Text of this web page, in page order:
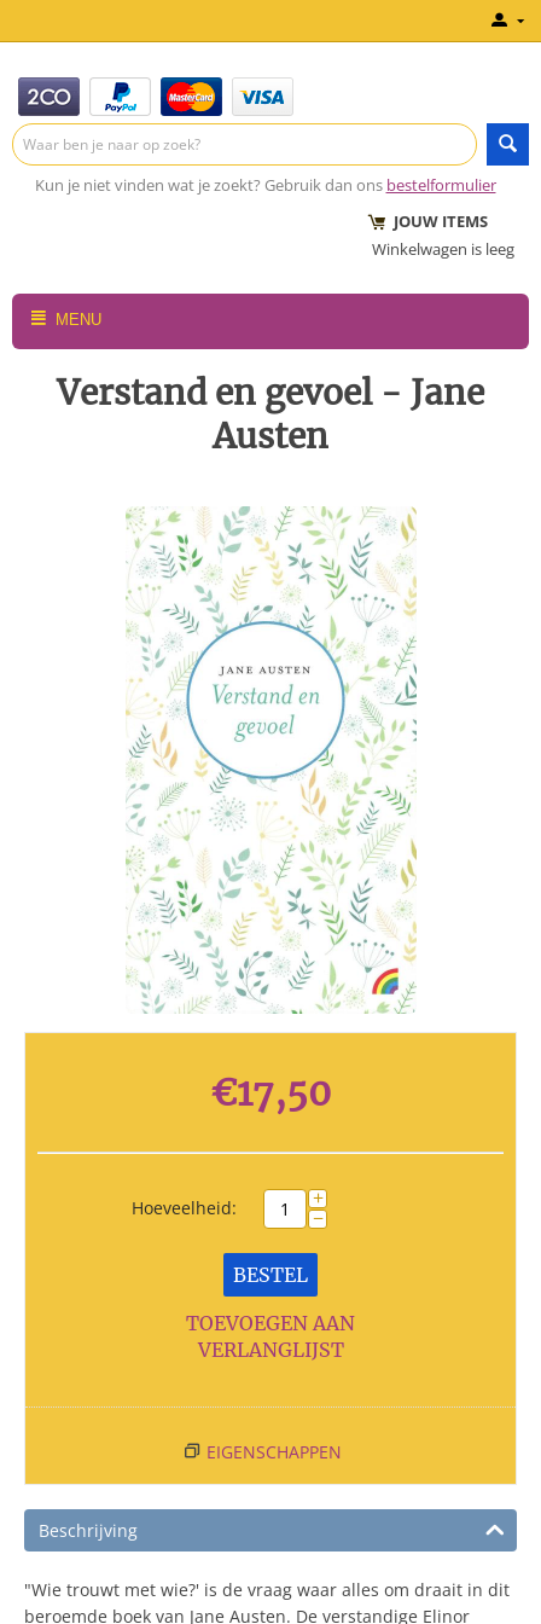
Kun je niet vinden wat je zoekt? Gebruik dan ons bestelformulier
JOUW ITEMS
Winkelwagen is leeg
MENU
Verstand en gevoel - Jane
Austen
€17,50
Hoeveelheid: +
−
BESTEL
TOEVOEGEN AAN
VERLANGLIJST
EIGENSCHAPPEN
Beschrijving
"Wie trouwt met wie?' is de vraag waar alles om draait in dit
beroemde boek van Jane Austen. De verstandige Elinor